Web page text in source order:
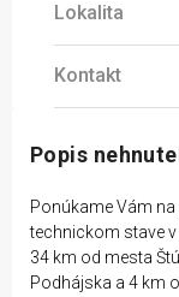
Lokalita
Kontakt
Popis
Ponúkame Vám
technickom stave
34 km od mesta
Podhájska a 4 km